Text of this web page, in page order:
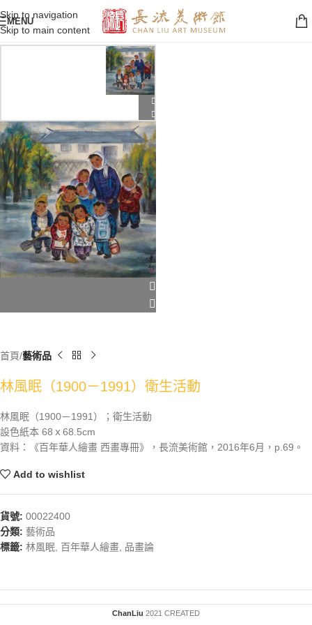
Skip to navigation
Skip to main content
MENU
首頁 藝術品
林風眠（1900－1991）衛生活動
林風眠（1900－1991）；衛生活動
設色紙本 68ｘ68.5cm
資料：《百年華人繪畫 西畫專冊》，長流美術館，2016年6月，p.69。
Add to wishlist
貨號: 00022400
分類: 藝術品
標籤: 林風眠 百年華人繪畫 品畫論
ChanLiu 2021 CREATED